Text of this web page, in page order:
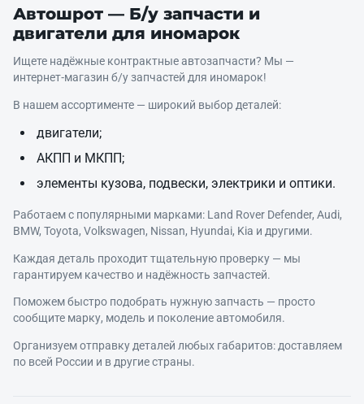
Автошрот — Б/у запчасти и
двигатели для иномарок
Ищете надёжные контрактные автозапчасти? Мы —
интернет‑магазин б/у запчастей для иномарок!
В нашем ассортименте — широкий выбор деталей:
двигатели;
АКПП и МКПП;
элементы кузова, подвески, электрики и оптики.
Работаем с популярными марками: Land Rover Defender, Audi,
BMW, Toyota, Volkswagen, Nissan, Hyundai, Kia и другими.
Каждая деталь проходит тщательную проверку — мы
гарантируем качество и надёжность запчастей.
Поможем быстро подобрать нужную запчасть — просто
сообщите марку, модель и поколение автомобиля.
Организуем отправку деталей любых габаритов: доставляем
по всей России и в другие страны.